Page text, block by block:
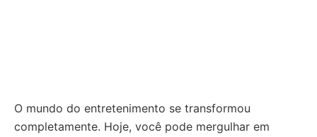
O mundo do entretenimento se transformou
completamente. Hoje, você pode mergulhar em